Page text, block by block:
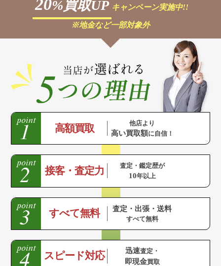
20%買取UP キャンペーン実施中!!
※地金など一部対象外
高額買取 他店より
高い買取額に自信！
接客・査定力 査定・鑑定歴が
10年以上
すべて無料 査定・出張・送料
すべて無料
スピード対応 迅速査定・
即現金買取